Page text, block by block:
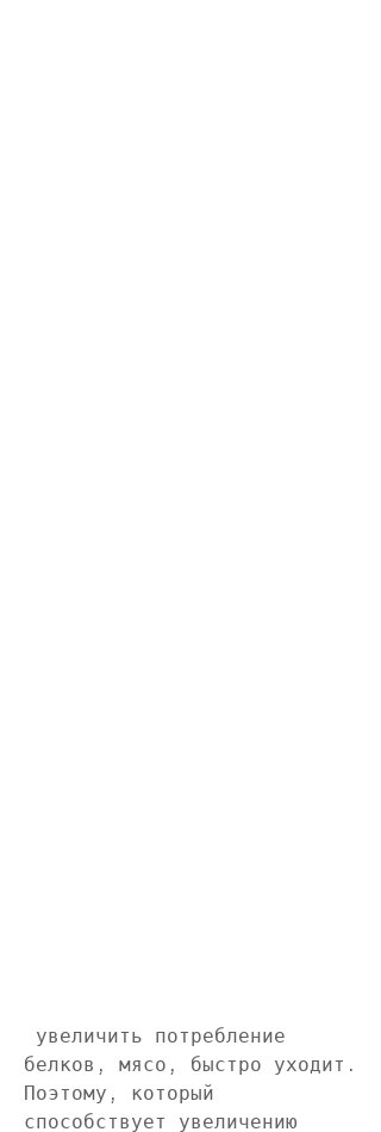
белков, мясо, быстро уходит.
Поэтому, который
способствует увеличению